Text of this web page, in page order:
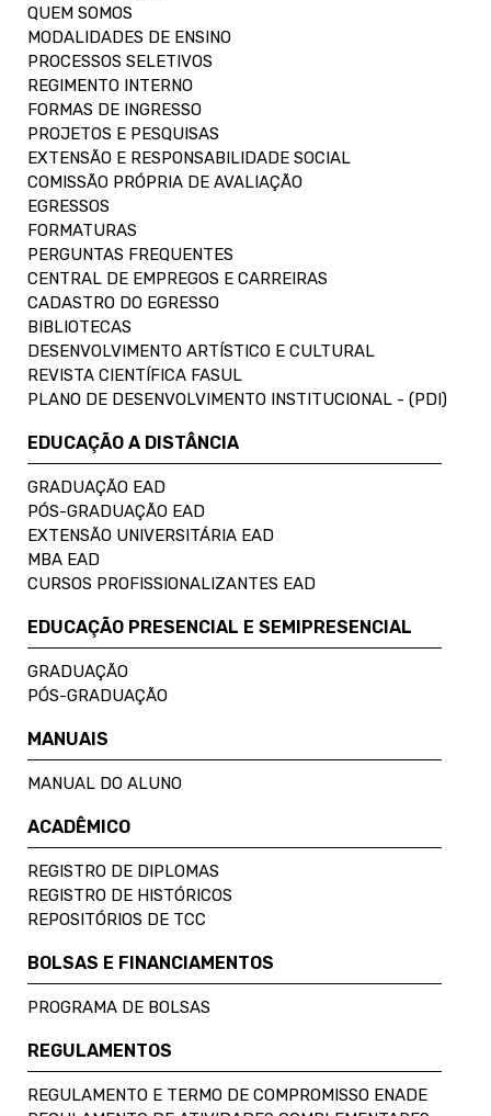
QUEM SOMOS
MODALIDADES DE ENSINO
PROCESSOS SELETIVOS
REGIMENTO INTERNO
FORMAS DE INGRESSO
PROJETOS E PESQUISAS
EXTENSÃO E RESPONSABILIDADE SOCIAL
COMISSÃO PRÓPRIA DE AVALIAÇÃO
EGRESSOS
FORMATURAS
PERGUNTAS FREQUENTES
CENTRAL DE EMPREGOS E CARREIRAS
CADASTRO DO EGRESSO
BIBLIOTECAS
DESENVOLVIMENTO ARTÍSTICO E CULTURAL
REVISTA CIENTÍFICA FASUL
PLANO DE DESENVOLVIMENTO INSTITUCIONAL - (PDI)
EDUCAÇÃO A DISTÂNCIA
GRADUAÇÃO EAD
PÓS-GRADUAÇÃO EAD
EXTENSÃO UNIVERSITÁRIA EAD
MBA EAD
CURSOS PROFISSIONALIZANTES EAD
EDUCAÇÃO PRESENCIAL E SEMIPRESENCIAL
GRADUAÇÃO
PÓS-GRADUAÇÃO
MANUAIS
MANUAL DO ALUNO
ACADÊMICO
REGISTRO DE DIPLOMAS
REGISTRO DE HISTÓRICOS
REPOSITÓRIOS DE TCC
BOLSAS E FINANCIAMENTOS
PROGRAMA DE BOLSAS
REGULAMENTOS
REGULAMENTO E TERMO DE COMPROMISSO ENADE